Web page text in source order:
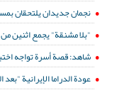
نجمان جديدان يلتحقان
"بلا مشنقة" يجمع اثنين من
شاهد: قصة أسرة تواجه
عودة الدراما الإيرانية